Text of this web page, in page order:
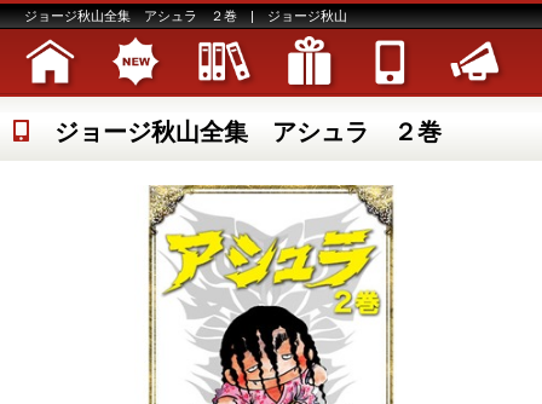
ジョージ秋山全集 アシュラ ２巻 | ジョージ秋山
ジョージ秋山全集 アシュラ ２巻